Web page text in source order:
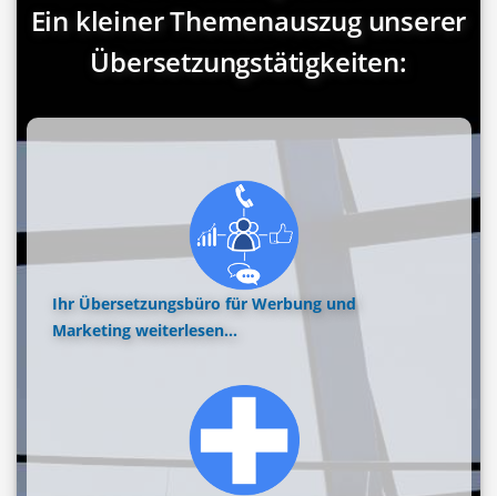
Ein kleiner Themenauszug unserer
Übersetzungstätigkeiten:
Ihr Übersetzungsbüro für Werbung und
Marketing weiterlesen...